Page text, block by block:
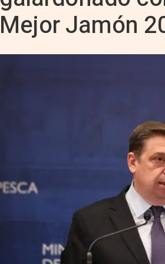
Mejor Jamón